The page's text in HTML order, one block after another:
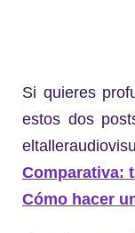
Si quieres
estos dos
Comparativa:
Cómo hacer